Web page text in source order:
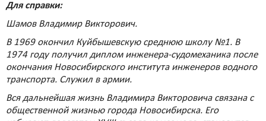
Для справки:
Шамов Владимир Викторович.
В 1969 окончил Куйбышевскую среднюю школу №1. В
1974 году получил диплом инженера-судомеханика после
окончания Новосибирского института инженеров водного
транспорта. Служил в армии.
Вся дальнейшая жизнь Владимира Викторовича связана с
общественной жизнью города Новосибирска. Его